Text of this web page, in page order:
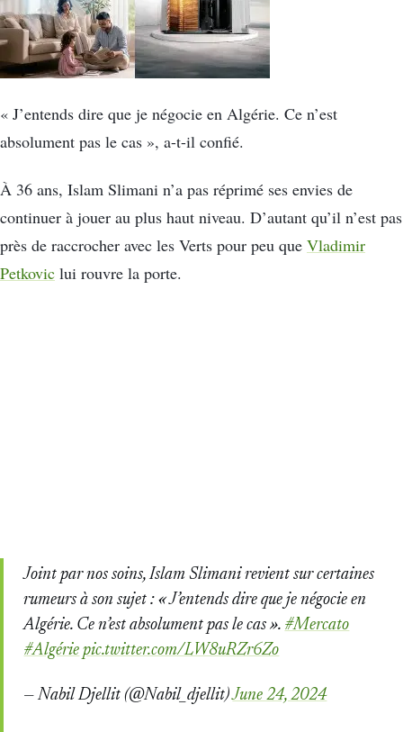
« J’entends dire que je négocie en Algérie. Ce n’est
absolument pas le cas », a-t-il confié.
À 36 ans, Islam Slimani n’a pas réprimé ses envies de
continuer à jouer au plus haut niveau. D’autant qu’il n’est pas
près de raccrocher avec les Verts pour peu que Vladimir
Petkovic lui rouvre la porte.
Joint par nos soins, Islam Slimani revient sur certaines
rumeurs à son sujet : « J’entends dire que je négocie en
Algérie. Ce n’est absolument pas le cas ». #Mercato
#Algérie pic.twitter.com/LW8uRZr6Zo
— Nabil Djellit (@Nabil_djellit)June 24, 2024